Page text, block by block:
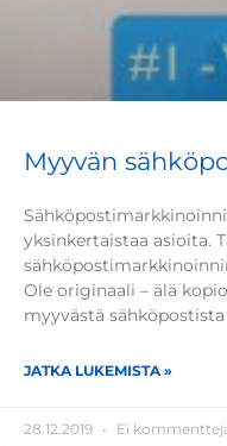
Myyvän
yksinkertaistaa asioita.
Ole originaali – älä
myyvästä
JATKA LUKEMISTA »
28.12.2019 Ei